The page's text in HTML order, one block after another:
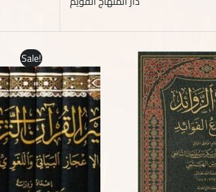
Sale!
Original
was:
£189.00.
Current
price
is:
£123.00.